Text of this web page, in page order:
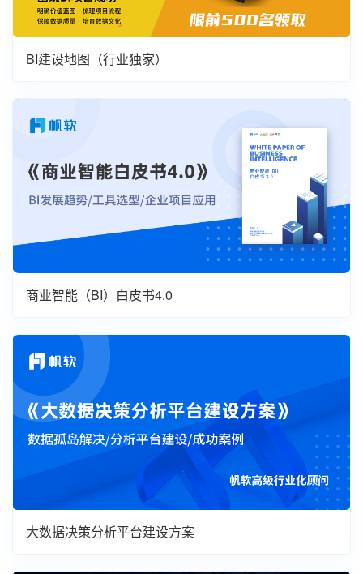
BI建设地图（行业独家）
商业智能（BI）白皮书4.0
大数据决策分析平台建设方案